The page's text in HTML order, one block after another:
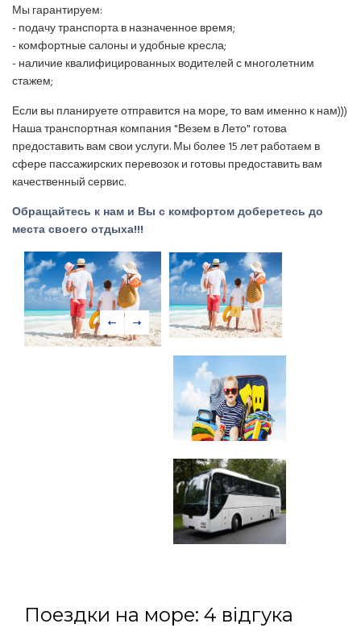
Мы гарантируем:
- подачу транспорта в назначенное время;
- комфортные салоны и удобные кресла;
- наличие квалифицированных водителей с многолетним
стажем;
Если вы планируете отправится на море, то вам именно к нам)))
Наша транспортная компания "Везем в Лето" готова
предоставить вам свои услуги. Мы более 15 лет работаем в
сфере пассажирских перевозок и готовы предоставить вам
качественный сервис.
Обращайтесь к нам и Вы с комфортом доберетесь до
места своего отдыха!!!
Поездки на море: 4 відгука